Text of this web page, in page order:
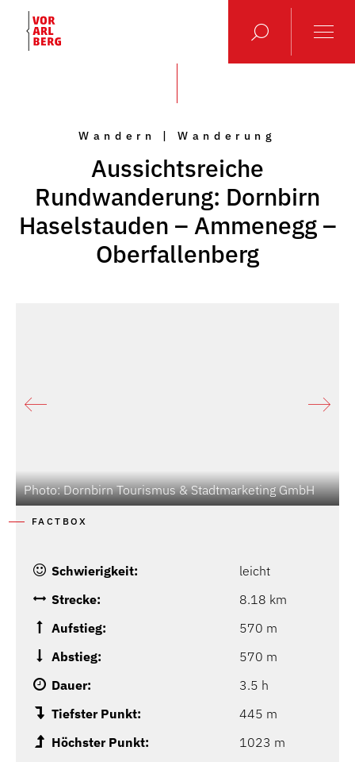
Wandern | Wanderung
Aussichtsreiche
Rundwanderung: Dornbirn
Haselstauden – Ammenegg –
Oberfallenberg
Photo: Dornbirn Tourismus & Stadtmarketing GmbH
FACTBOX
Schwierigkeit:
leicht
Strecke:
8.18 km
Aufstieg:
570 m
Abstieg:
570 m
Dauer:
3.5 h
Tiefster Punkt:
445 m
Höchster Punkt:
1023 m